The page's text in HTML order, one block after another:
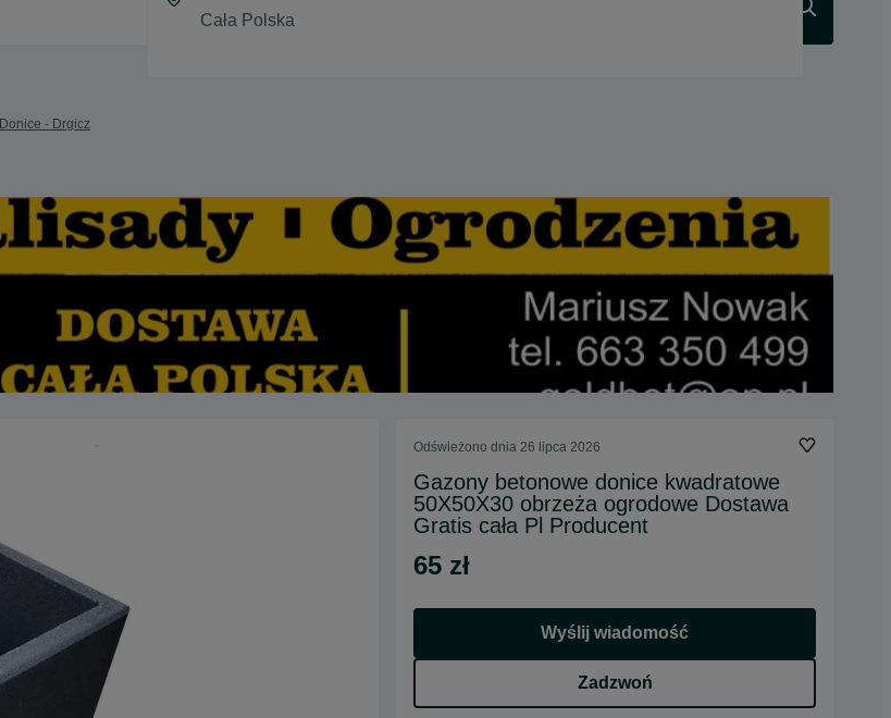
Donice - Drgicz
Odświeżono dnia 26 lipca 2026
Gazony betonowe donice kwadratowe
50X50X30 obrzeża ogrodowe Dostawa
Gratis cała Pl Producent
65 zł
Wyślij wiadomość
Zadzwoń